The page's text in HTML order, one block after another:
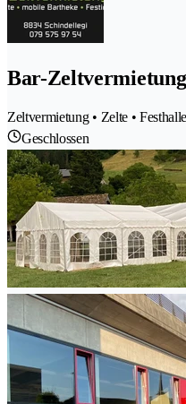
Bar-
Zeltvermietung • Zelte •
Geschlossen